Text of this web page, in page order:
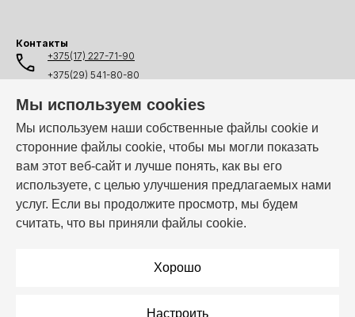
Мы используем cookies
Мы используем наши собственные файлы cookie и
сторонние файлы cookie, чтобы мы могли показать
вам этот веб-сайт и лучше понять, как вы его
используете, с целью улучшения предлагаемых нами
услуг. Если вы продолжите просмотр, мы будем
считать, что вы приняли файлы cookie.
Хорошо
Настроить
Контакты
+375(17) 227-71-90
+375(29) 541-80-80
+375(44) 541-80-80
info@i-ven.by
Мы в мессенджерах:
Режим работы: Пн–Пт: 10:00 – 19:00